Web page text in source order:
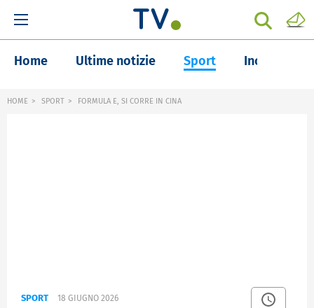
Home Ultime notizie Sport Inchieste
HOME SPORT FORMULA E, SI CORRE IN CINA
SPORT 18 GIUGNO 2026